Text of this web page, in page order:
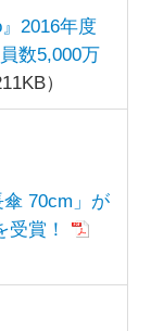
2016年度
数5,000万
）
傘 70cm」が
受賞！